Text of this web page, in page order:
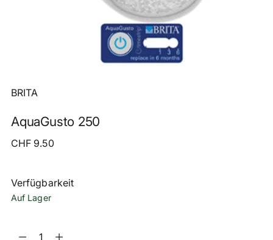
BRITA
AquaGusto 250
Regulärer
CHF 9.50
Verfügbarkeit
Auf Lager
Menge